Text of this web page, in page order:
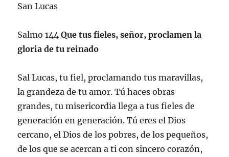
San Lucas
Salmo 144Que tus fieles, señor, proclamen la
gloria de tu reinado
Sal Lucas, tu fiel, proclamando tus maravillas,
la grandeza de tu amor. Tú haces obras
grandes, tu misericordia llega a tus fieles de
generación en generación. Tú eres el Dios
cercano, el Dios de los pobres, de los pequeños,
de los que se acercan a ti con sincero corazón,